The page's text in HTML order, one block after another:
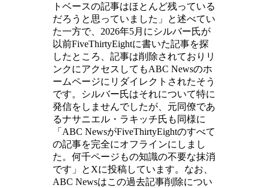
トベースの記事はほとんど残っている
だろうと思っていました」と述べてい
た一方で、2026年5月にシルバー氏が
以前FiveThirtyEightに書いた記事を探
したところ、記事は削除されておりリ
ンクにアクセスしてもABC Newsのホ
ームページにリダイレクトされたそう
です。シルバー氏はそれについて特に
発信をしませんでしたが、元同僚であ
るナサニエル・ラキッチ氏も同様に
「ABC NewsがFiveThirtyEightのすべて
の記事を完全にオフラインにしまし
た。何千ページもの知識の不要な抹消
です」とXに投稿しています。なお、
ABC Newsはこの過去記事削除につい